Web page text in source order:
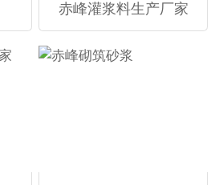
赤峰灌浆料生产厂家